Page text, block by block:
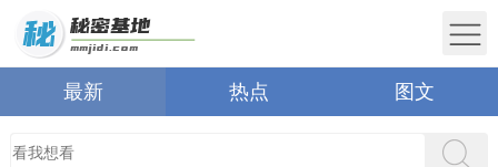
最新 热点 图文